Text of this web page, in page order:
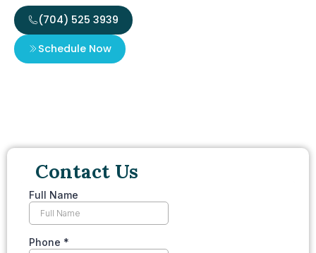
(704) 525 3939
Schedule Now
Contact Us